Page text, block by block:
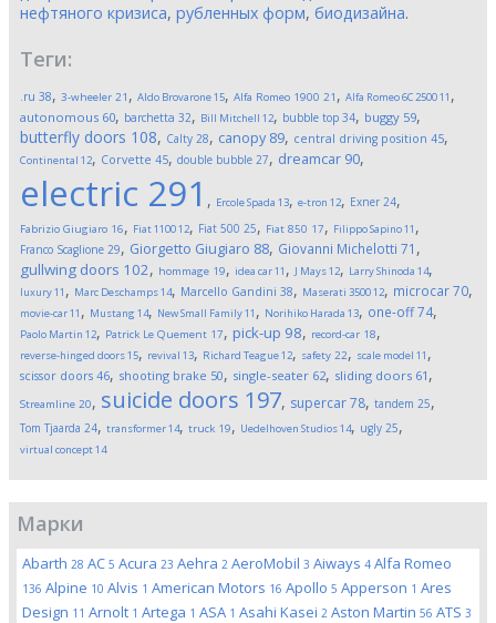
нефтяного кризиса, рубленных форм, биодизайна.
Теги:
.ru 38, 3-wheeler 21 , Aldo Brovarone15, Alfa Romeo 1900 21 , Alfa Romeo 6C 250011 ,
autonomous 60, barchetta 32, Bill Mitchell 12, bubble top 34, buggy 59,
butterfly doors 108, Calty 28, canopy 89, central driving position 45,
Continental 12, Corvette 45, double bubble 27, dreamcar 90,
electric 291 , Ercole Spada 13, e-tron 12, Exner 24,
Fabrizio Giugiaro 16, Fiat 110012, Fiat 500 25, Fiat 850 17, Filippo Sapino11 ,
Franco Scaglione 29, Giorgetto Giugiaro 88, Giovanni Michelotti 71 ,
gullwing doors 102, hommage 19, idea car11 , J Mays12, Larry Shinoda 14,
luxury11 , Marc Deschamps14, Marcello Gandini 38, Maserati 350012, microcar70,
movie-car11 , Mustang 14, New Small Family11 , Norihiko Harada 13, one-off74,
Paolo Martin 12, Patrick Le Quement 17, pick-up 98, record-car 18,
reverse-hinged doors15, revival 13, Richard Teague12, safety 22, scale model 11 ,
scissor doors 46, shooting brake 50, single-seater 62, sliding doors 61 ,
Streamline 20, suicide doors 197, supercar78, tandem 25,
Tom Tjaarda 24, transformer14, truck 19, Uedelhoven Studios14, ugly 25,
virtual concept14
Марки
Abarth 28 AC 5 Acura 23 Aehra 2 AeroMobil 3 Aiways 4 Alfa Romeo
136 Alpine 10 Alvis 1 American Motors 16 Apollo 5 Apperson 1 Ares
Design 11 Arnolt 1 Artega 1 ASA 1 Asahi Kasei 2 Aston Martin 56 ATS 3